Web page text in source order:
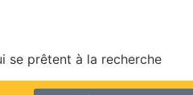
se prêtent à la recherche​